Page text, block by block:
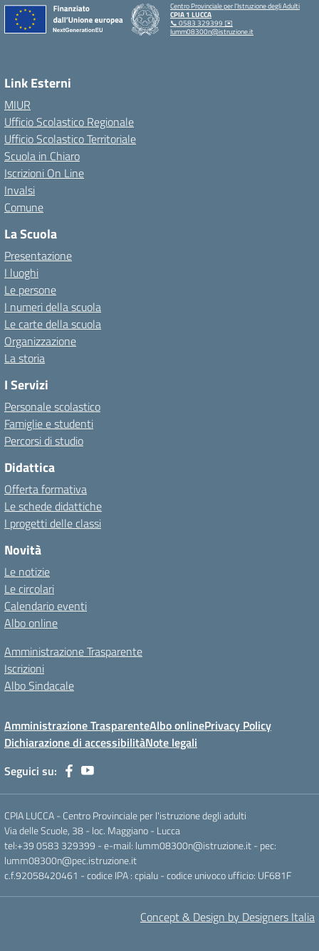
Centro Provinciale per l'Istruzione degli Adulti
CPIA 1 LUCCA
📞 0583 329399 ✉️
lumm08300n@istruzione.it
Link Esterni
MIUR
Ufficio Scolastico Regionale
Ufficio Scolastico Territoriale
Scuola in Chiaro
Iscrizioni On Line
Invalsi
Comune
La Scuola
Presentazione
I luoghi
Le persone
I numeri della scuola
Le carte della scuola
Organizzazione
La storia
I Servizi
Personale scolastico
Famiglie e studenti
Percorsi di studio
Didattica
Offerta formativa
Le schede didattiche
I progetti delle classi
Novità
Le notizie
Le circolari
Calendario eventi
Albo online
Amministrazione Trasparente
Iscrizioni
Albo Sindacale
Amministrazione TrasparenteAlbo onlinePrivacy Policy
Dichiarazione di accessibilitàNote legali
Seguici su:
CPIA LUCCA - Centro Provinciale per l'istruzione degli adulti
Via delle Scuole, 38 - loc. Maggiano - Lucca
tel:+39 0583 329399 - e-mail: lumm08300n@istruzione.it - pec:
lumm08300n@pec.istruzione.it
c.f.92058420461 - codice IPA : cpialu - codice univoco ufficio: UF681F
Concept & Design by Designers Italia